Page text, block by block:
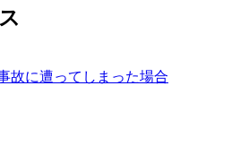
故に遭ってしまった場合